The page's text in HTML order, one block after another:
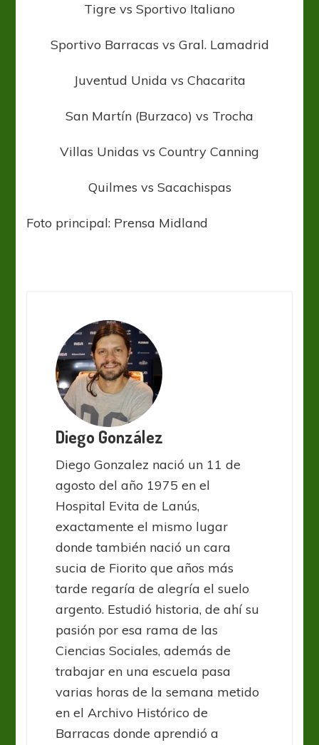
Tigre vs Sportivo Italiano
Sportivo Barracas vs Gral. Lamadrid
Juventud Unida vs Chacarita
San Martín (Burzaco) vs Trocha
Villas Unidas vs Country Canning
Quilmes vs Sacachispas
Foto principal: Prensa Midland
Diego González
Diego Gonzalez nació un 11 de
agosto del año 1975 en el
Hospital Evita de Lanús,
exactamente el mismo lugar
donde también nació un cara
sucia de Fiorito que años más
tarde regaría de alegría el suelo
argento. Estudió historia, de ahí su
pasión por esa rama de las
Ciencias Sociales, además de
trabajar en una escuela pasa
varias horas de la semana metido
en el Archivo Histórico de
Barracas donde aprendió a